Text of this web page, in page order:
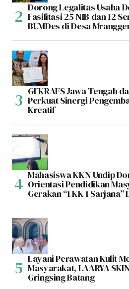
Dorong Legalitas Usaha
Fasilitasi 25 NIB dan 12
BUMDes di Desa
GEKRAFS Jawa Tengah
Perkuat Sinergi
Kreatif
Mahasiswa KKN Undip
Orientasi Pendidikan
Gerakan “1 KK 1
Layani Perawatan Kulit
Masyarakat, LAARYA
Gringsing Batang